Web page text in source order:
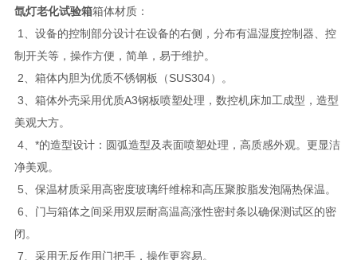
氙灯老化试验箱箱体材质：
1、设备的控制部分设计在设备的右侧，分布有温湿度控制器、控
制开关等，操作方便，简单，易于维护。
2、箱体内胆为优质不锈钢板（SUS304）。
3、箱体外壳采用优质A3钢板喷塑处理，数控机床加工成型，造型
美观大方。
4、*的造型设计：圆弧造型及表面喷塑处理，高质感外观。更显洁
净美观。
5、保温材质采用高密度玻璃纤维棉和高压聚胺脂发泡隔热保温。
6、门与箱体之间采用双层耐高温高涨性密封条以确保测试区的密
闭。
7、采用无反作用门把手，操作更容易。